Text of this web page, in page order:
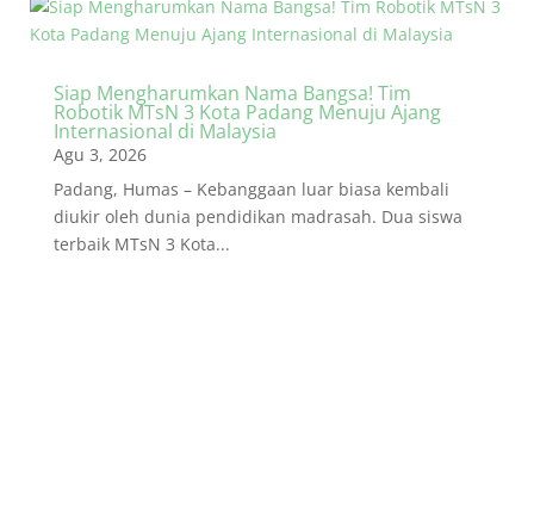
Siap Mengharumkan Nama Bangsa! Tim
Robotik MTsN 3 Kota Padang Menuju Ajang
Internasional di Malaysia
Agu 3, 2026
Padang, Humas – Kebanggaan luar biasa kembali
diukir oleh dunia pendidikan madrasah. Dua siswa
terbaik MTsN 3 Kota...